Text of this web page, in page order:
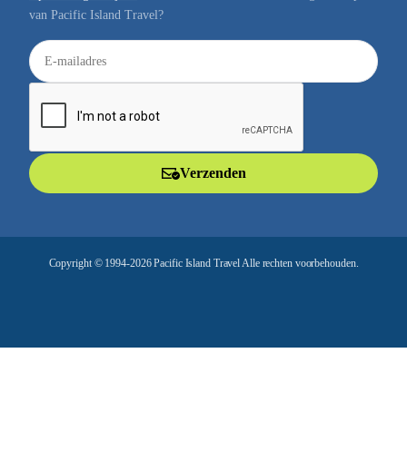
van Pacific Island Travel?
E
-
a
Verzenden
Copyright © 1994-2026 Pacific Island Travel Alle rechten voorbehouden.